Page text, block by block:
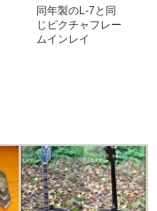
同年製のL-7と同
じピクチャフレー
ムインレイ